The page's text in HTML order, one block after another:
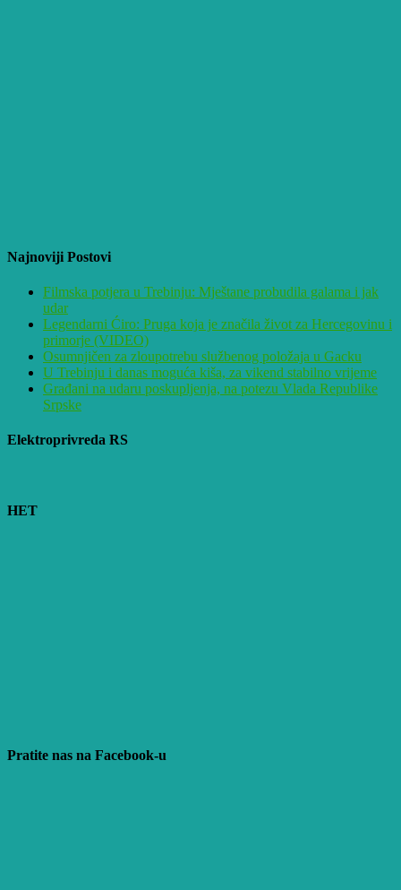
Najnoviji Postovi
Filmska potjera u Trebinju: Mještane probudila galama i jak
udar
Legendarni Ćiro: Pruga koja je značila život za Hercegovinu i
primorje (VIDEO)
Osumnjičen za zloupotrebu službenog položaja u Gacku
U Trebinju i danas moguća kiša, za vikend stabilno vrijeme
Građani na udaru poskupljenja, na potezu Vlada Republike
Srpske
Elektroprivreda RS
HET
Pratite nas na Facebook-u